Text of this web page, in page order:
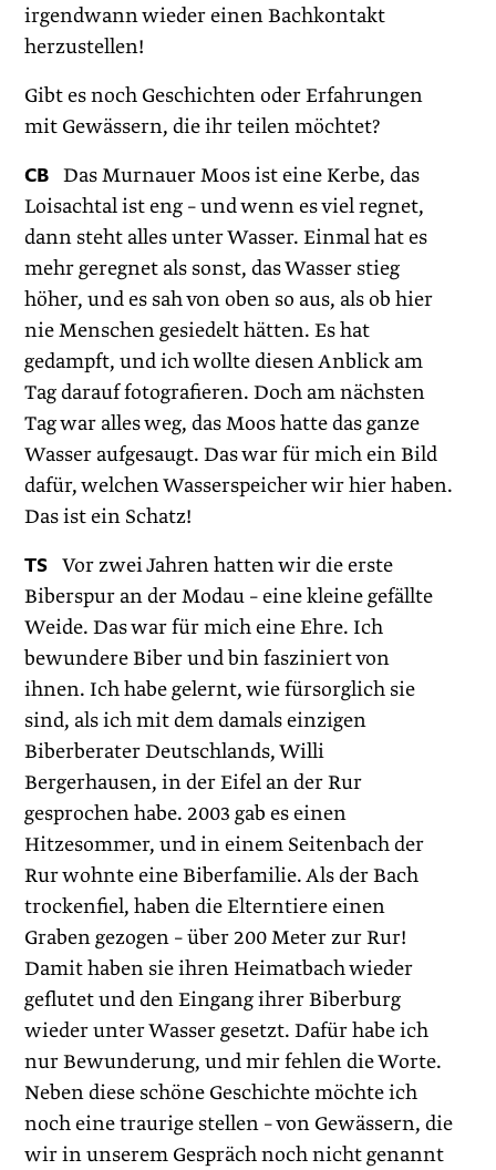
irgendwann wieder einen Bachkontakt
herzustellen!
Gibt es noch Geschichten oder Erfahrungen
mit Gewässern, die ihr teilen möchtet?
CB Das Murnauer Moos ist eine Kerbe, das
Loisachtal ist eng – und wenn es viel regnet,
dann steht alles unter Wasser. Einmal hat es
mehr geregnet als sonst, das Wasser stieg
höher, und es sah von oben so aus, als ob hier
nie Menschen gesiedelt hätten. Es hat
gedampft, und ich wollte diesen Anblick am
Tag darauf fotografieren. Doch am nächsten
Tag war alles weg, das Moos hatte das ganze
Wasser aufgesaugt. Das war für mich ein Bild
dafür, welchen Wasserspeicher wir hier haben.
Das ist ein Schatz!
TS Vor zwei Jahren hatten wir die erste
Biberspur an der Modau – eine kleine gefällte
Weide. Das war für mich eine Ehre. Ich
bewundere Biber und bin fasziniert von
ihnen. Ich habe gelernt, wie fürsorglich sie
sind, als ich mit dem damals einzigen
Biberberater Deutschlands, Willi
Bergerhausen, in der Eifel an der Rur
gesprochen habe. 2003 gab es einen
Hitzesommer, und in einem Seitenbach der
Rur wohnte eine Biberfamilie. Als der Bach
trockenfiel, haben die Elterntiere einen
Graben gezogen – über 200 Meter zur Rur!
Damit haben sie ihren Heimatbach wieder
geflutet und den Eingang ihrer Biberburg
wieder unter Wasser gesetzt. Dafür habe ich
nur Bewunderung, und mir fehlen die Worte.
Neben diese schöne Geschichte möchte ich
noch eine traurige stellen – von Gewässern, die
wir in unserem Gespräch noch nicht genannt